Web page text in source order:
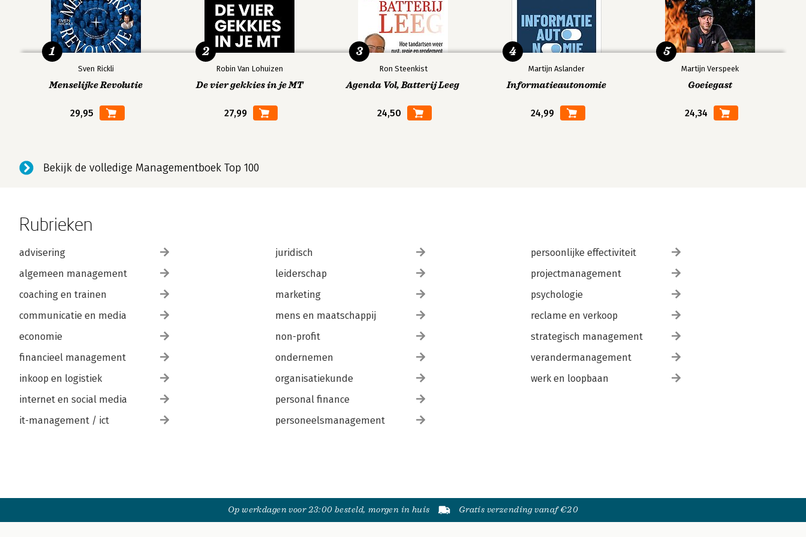
Sven Rickli
Menselijke Revolutie
29,95
1
Robin Van Lohuizen
De vier gekkies in je MT
27,99
2
Ron Steenkist
Agenda Vol, Batterij Leeg
24,50
3
Martijn Aslander
Informatieautonomie
24,99
4
Martijn Verspeek
Goeiegast
24,34
5
Bekijk de volledige Managementboek Top 100
Rubrieken
advisering
algemeen management
coaching en trainen
communicatie en media
economie
financieel management
inkoop en logistiek
internet en social media
it-management / ict
juridisch
leiderschap
marketing
mens en maatschappij
non-profit
ondernemen
organisatiekunde
personal finance
personeelsmanagement
persoonlijke effectiviteit
projectmanagement
psychologie
reclame en verkoop
strategisch management
verandermanagement
werk en loopbaan
Op werkdagen voor 23:00 besteld, morgen in huis Gratis verzending vanaf €20